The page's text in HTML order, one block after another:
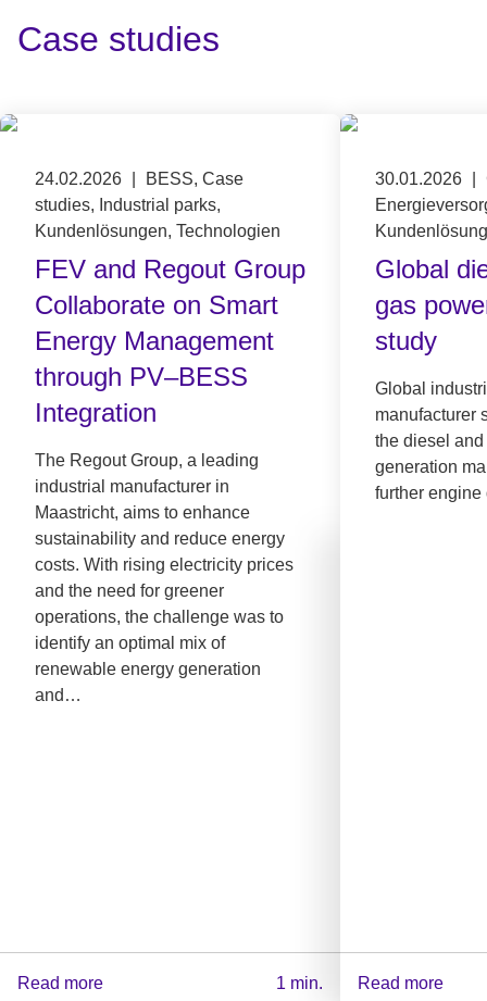
:
Case studies
Published on 24.02.2026
24.02.2026
BESS, Case
studies, Industrial parks,
Kundenlösungen, Technologien
FEV and Regout Group
Collaborate on Smart
Energy Management
through PV–BESS
Integration
The Regout Group, a leading
industrial manufacturer in
Maastricht, aims to enhance
sustainability and reduce energy
costs. With rising electricity prices
and the need for greener
operations, the challenge was to
identify an optimal mix of
renewable energy generation
and…
Read more 1 min.
Published on
30.01.2026
Global
gas
study
Global
manufacturer
the diesel
generation
further engine
Read more